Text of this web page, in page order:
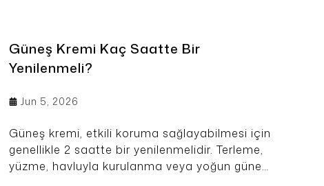
Güneş Kremi Kaç Saatte Bir
Yenilenmeli?
Jun 5, 2026
Güneş kremi, etkili koruma sağlayabilmesi için
genellikle 2 saatte bir yenilenmelidir. Terleme,
yüzme, havluyla kurulanma veya yoğun güneş